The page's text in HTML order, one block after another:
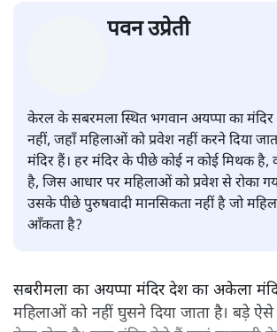
केरल के सबरमला स्थित भगवान अयप्पा का